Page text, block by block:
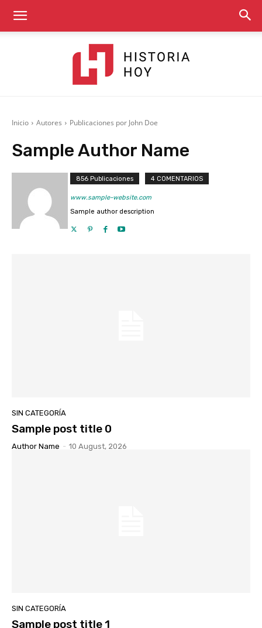
Inicio Autores Publicaciones por John Doe
Sample Author Name
856 Publicaciones 4 COMENTARIOS
www.sample-website.com
Sample author description
SIN CATEGORÍA
Sample post title 0
Author Name - 10 August, 2026
SIN CATEGORÍA
Sample post title 1